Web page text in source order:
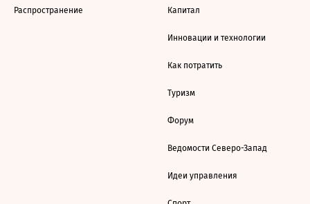
Распространение Капитал
Инновации и технологии
Как потратить
Туризм
Форум
Ведомости Северо-Запад
Идеи управления